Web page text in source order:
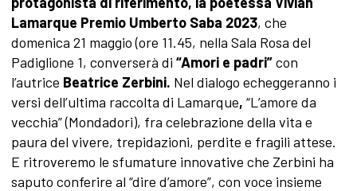
Lamarque Premio Umberto Saba 2023, che
domenica 21 maggio (ore 11.45, nella Sala Rosa del
Padiglione 1, converserà di “Amori e padri”con
l’autrice Beatrice Zerbini. Nel dialogo echeggeranno i
versi dell’ultima raccolta di Lamarque, “L’amore da
vecchia” (Mondadori), fra celebrazione della vita e
paura del vivere, trepidazioni, perdite e fragili attese.
E ritroveremo le sfumature innovative che Zerbini ha
saputo conferire al “dire d’amore”, con voce insieme